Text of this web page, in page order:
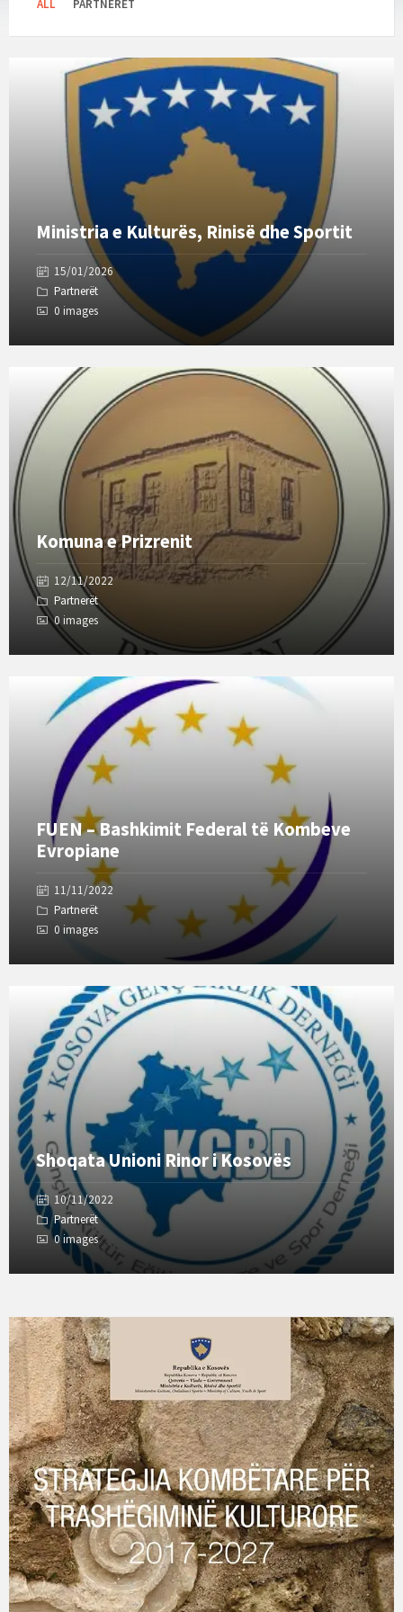
ALL PARTNERËT
Ministria e Kulturës, Rinisë dhe Sportit
15/01/2026
Partnerët
0 images
Komuna e Prizrenit
12/11/2022
Partnerët
0 images
FUEN – Bashkimit Federal të Kombeve
Evropiane
11/11/2022
Partnerët
0 images
Shoqata Unioni Rinor i Kosovës
10/11/2022
Partnerët
0 images